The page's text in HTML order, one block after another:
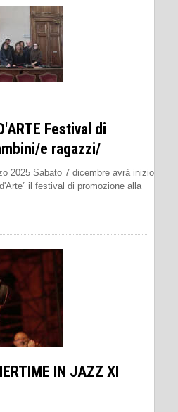
Festival di
e ragazzi/
2025 Sabato 7 dicembre avrà inizio
il festival di promozione alla
IN JAZZ XI